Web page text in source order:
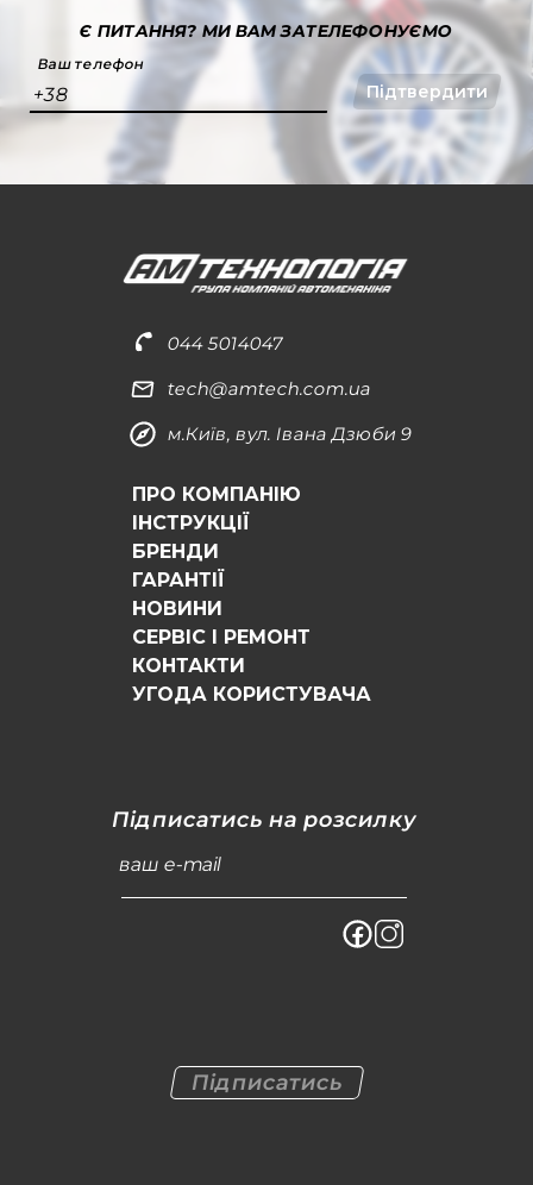
Є ПИТАННЯ?МИ ВАМ ЗАТЕЛЕФОНУЄМО
Ваш телефон
+38 Підтвердити
044 5014047
tech@amtech.com.ua
м.Київ, вул. Івана Дзюби 9
ПРО КОМПАНІЮ
ІНСТРУКЦІЇ
БРЕНДИ
ГАРАНТІЇ
НОВИНИ
СЕРВІС І РЕМОНТ
КОНТАКТИ
УГОДА КОРИСТУВАЧА
Підписатись на розсилку
ваш e-mail
Підписатись